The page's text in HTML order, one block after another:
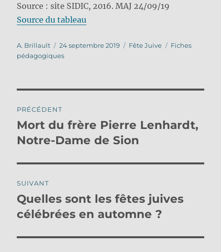
Source : site SIDIC, 2016. MAJ 24/09/19
Source du tableau
Auteur
A. Brillault
Publié
le
24 septembre 2019 Catégories
Fête Juive Étiquettes
Fiches
pédagogiques
de
l’article
PRÉCÉDENT
Publication
précédente :
Mort du frère Pierre Lenhardt,
Notre-Dame de Sion
SUIVANT
Publication
suivante :
Quelles sont les fêtes juives
célébrées en automne ?